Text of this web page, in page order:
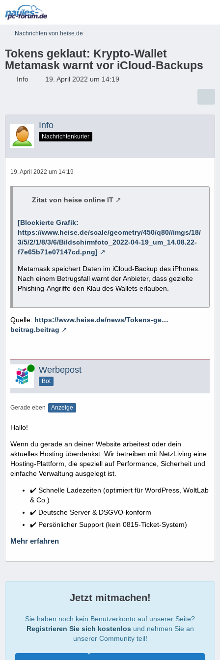
Nachrichten von heise.de
Tokens geklaut: Krypto-Wallet
Metamask warnt vor iCloud-Backups
Info 19. April 2022 um 14:19
Info
Nachrichtenkurier
19. April 2022 um 14:19
Zitat von heise online IT
[Blockierte Grafik:
https://www.heise.de/scale/geometry/450/q80//imgs/18/
3/5/2/1/8/3/6/Bildschirmfoto_2022-04-19_um_14.08.22-
f7e65b71e07147cd.png]
Metamask speichert Daten im iCloud-Backup des iPhones.
Nach einem Betrugsfall warnt der Anbieter, dass gezielte
Phishing-Angriffe den Klau des Wallets erlauben.
Quelle: https://www.heise.de/news/Tokens-ge…
beitrag.beitrag
Online Werbepost
Bot
Gerade eben Anzeige
Hallo!
Wenn du gerade an deiner Website arbeitest oder dein
aktuelles Hosting überdenkst: Wir betreiben mit NetzLiving eine
Hosting-Plattform, die speziell auf Performance, Sicherheit und
einfache Verwaltung ausgelegt ist.
✔️ Schnelle Ladezeiten (optimiert für WordPress, WoltLab
& Co.)
✔️ Deutsche Server & DSGVO-konform
✔️ Persönlicher Support (kein 0815-Ticket-System)
Mehr erfahren
Jetzt mitmachen!
Sie haben noch kein Benutzerkonto auf unserer Seite?
Registrieren Sie sich kostenlos und nehmen Sie an
unserer Community teil!